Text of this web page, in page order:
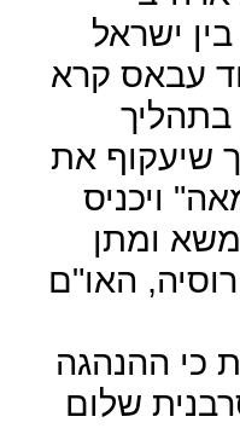
ישראל
עבאס קרא
שיעקוף את
ויכניס
ומתן
האו"ם
כי ההנהגה
שלום